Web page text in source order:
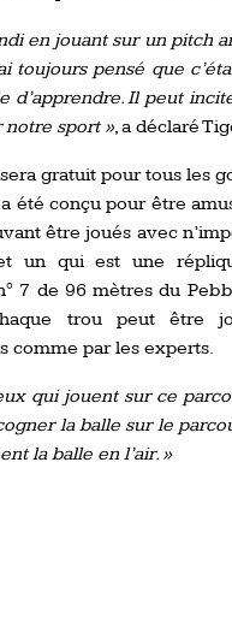
en jouant sur un pitch
toujours pensé que
d’apprendre. Il peut
notre sport », a déclaré
gratuit pour tous les
a été conçu pour être
être joués avec
un qui est une
7 de 96 mètres du
trou peut être
comme par les experts.
qui jouent sur ce
la balle sur le
la balle en l’air. »